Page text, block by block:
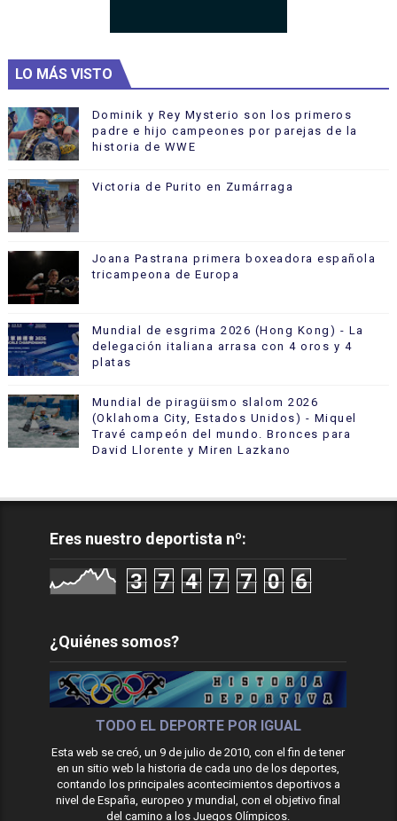
LO MÁS VISTO
Dominik y Rey Mysterio son los primeros
padre e hijo campeones por parejas de la
historia de WWE
Victoria de Purito en Zumárraga
Joana Pastrana primera boxeadora española
tricampeona de Europa
Mundial de esgrima 2026 (Hong Kong) - La
delegación italiana arrasa con 4 oros y 4
platas
Mundial de piragüismo slalom 2026
(Oklahoma City, Estados Unidos) - Miquel
Travé campeón del mundo. Bronces para
David Llorente y Miren Lazkano
Eres nuestro deportista nº:
3 7 4 7 7 0 6
¿Quiénes somos?
TODO EL DEPORTE POR IGUAL
Esta web se creó, un 9 de julio de 2010, con el fin de tener
en un sitio web la historia de cada uno de los deportes,
contando los principales acontecimientos deportivos a
nivel de España, europeo y mundial, con el objetivo final
del camino a los Juegos Olímpicos.